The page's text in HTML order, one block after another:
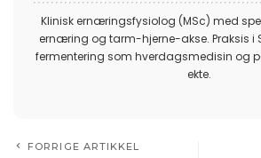
Klinisk ernæringsfysiolog (MSc) med
ernæring og tarm-hjerne-akse. Praksis i
fermentering som hverdagsmedisin og
ekte.
FORRIGE ARTIKKEL